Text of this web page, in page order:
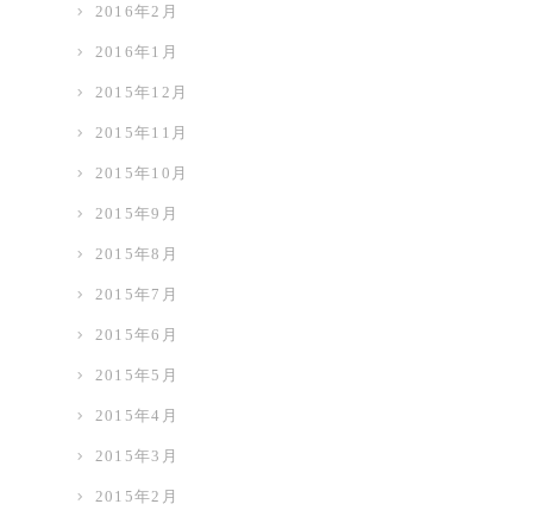
2016年2月
2016年1月
2015年12月
2015年11月
2015年10月
2015年9月
2015年8月
2015年7月
2015年6月
2015年5月
2015年4月
2015年3月
2015年2月